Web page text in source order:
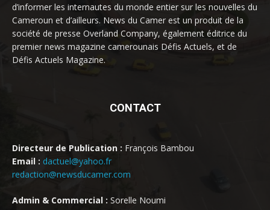
d’informer les internautes du monde entier sur les nouvelles du
Cameroun et d’ailleurs. News du Camer est un produit de la
société de presse Overland Company, également éditrice du
premier news magazine camerounais Défis Actuels, et de
Défis Actuels Magazine.
CONTACT
Directeur de Publication : François Bambou
Email : dactuel@yahoo.fr
redaction@newsducamer.com
Admin & Commercial : Sorelle Noumi